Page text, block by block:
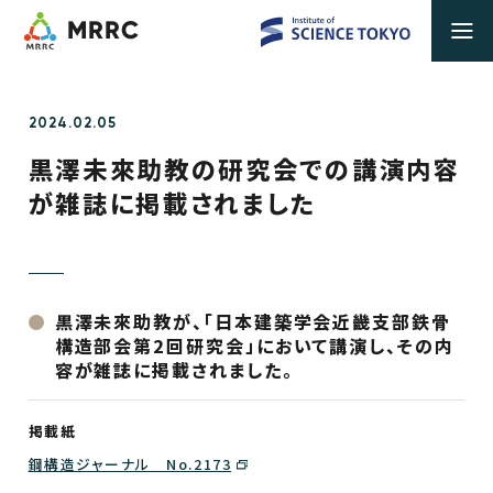
MRRC
2024.02.05
黒澤未來助教の研究会での講演内容
が雑誌に掲載されました
黒澤未來助教が、「日本建築学会近畿支部鉄骨
構造部会第2回研究会」において講演し、その内
容が雑誌に掲載されました。
掲載紙
鋼構造ジャーナル No.2173